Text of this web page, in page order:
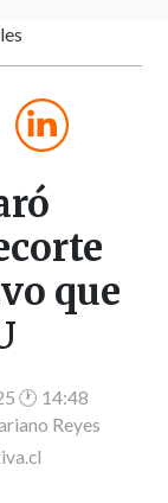
que
🕐 14:48
Reyes